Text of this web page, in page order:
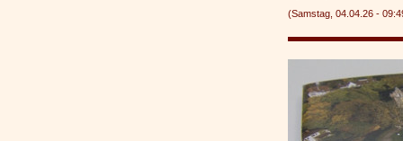
(Samstag, 04.04.26 -